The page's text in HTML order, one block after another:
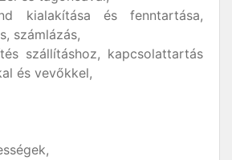
kialakítása és fenntartása,
számlázás,
szállításhoz, kapcsolattartás
és vevőkkel,